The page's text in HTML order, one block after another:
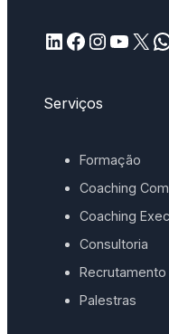
LinkedIn Facebook InstagramYouTube X WhatsApp
Serviços
Formação
Coaching
Coaching
Consultoria
Recrutamento
Palestras